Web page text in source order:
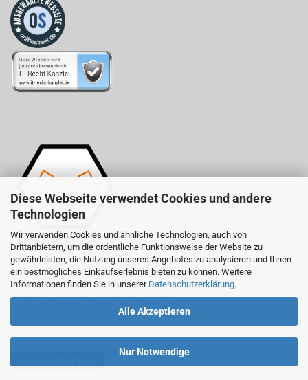
Diese Webseite verwendet Cookies und andere
Technologien
Wir verwenden Cookies und ähnliche Technologien, auch von
Drittanbietern, um die ordentliche Funktionsweise der Website zu
gewährleisten, die Nutzung unseres Angebotes zu analysieren und Ihnen
ein bestmögliches Einkaufserlebnis bieten zu können. Weitere
Informationen finden Sie in unserer Datenschutzerklärung.
Alle Akzeptieren
Nur Notwendige
Mitglied der Initiative "Fairness im Handel".
fairness-im-handel.de